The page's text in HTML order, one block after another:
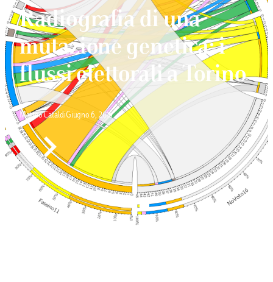
Radiografia di una
mutazione genetica: i
flussi elettorali a Torino
Matteo CataldiGiugno 6, 2016